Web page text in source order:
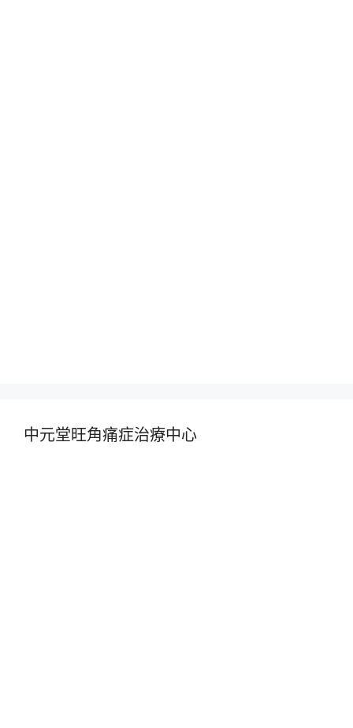
中元堂旺角痛症治療中心